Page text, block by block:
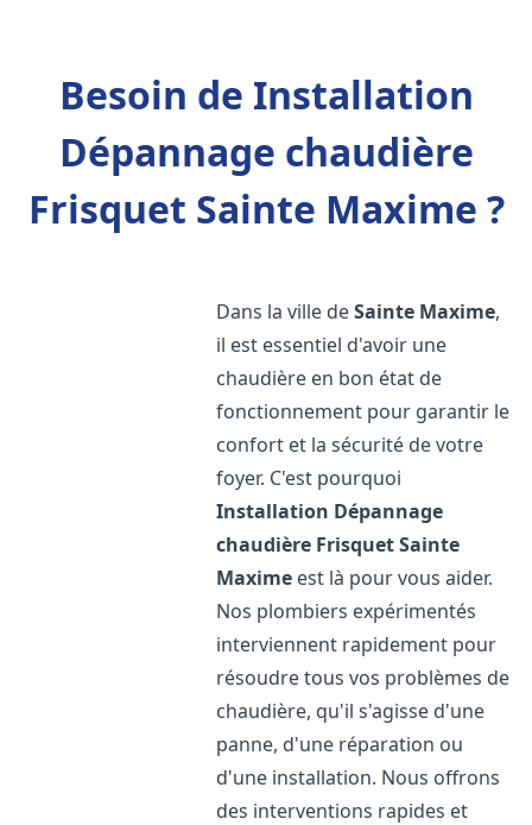
Besoin de Installation
Dépannage chaudière
Frisquet Sainte Maxime ?
Dans la ville deSainte Maxime,
il est essentiel d'avoir une
chaudière en bon état de
fonctionnement pour garantir le
confort et la sécurité de votre
foyer. C'est pourquoi
Installation Dépannage
chaudière FrisquetSainte
Maxime est là pour vous aider.
Nos plombiers expérimentés
interviennent rapidement pour
résoudre tous vos problèmes de
chaudière, qu'il s'agisse d'une
panne, d'une réparation ou
d'une installation. Nous offrons
des interventions rapides et